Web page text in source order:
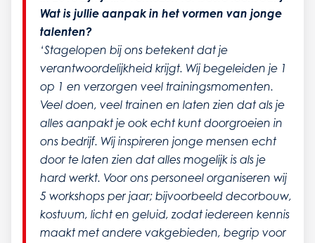
Wat is jullie aanpak in het vormen van jonge
talenten?
‘Stagelopen bij ons betekent dat je
verantwoordelijkheid krijgt. Wij begeleiden je 1
op 1 en verzorgen veel trainingsmomenten.
Veel doen, veel trainen en laten zien dat als je
alles aanpakt je ook echt kunt doorgroeien in
ons bedrijf. Wij inspireren jonge mensen echt
door te laten zien dat alles mogelijk is als je
hard werkt. Voor ons personeel organiseren wij
5 workshops per jaar; bijvoorbeeld decorbouw,
kostuum, licht en geluid, zodat iedereen kennis
maakt met andere vakgebieden, begrip voor